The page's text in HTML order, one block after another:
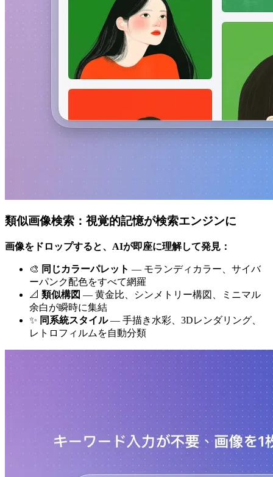
類似画像検索：視覚的記憶が検索エンジンに
画像をドロップすると、AIが即座に理解して発見：
🎨 同じカラーパレット — モランディカラー、サイバ
ーパンク配色をすべて網羅
📐 類似構図 — 黄金比、シンメトリー構図、ミニマル
余白が瞬時に集結
✨ 同系統スタイル— 手描き水彩、3Dレンダリング、
レトロフィルムを自動分類